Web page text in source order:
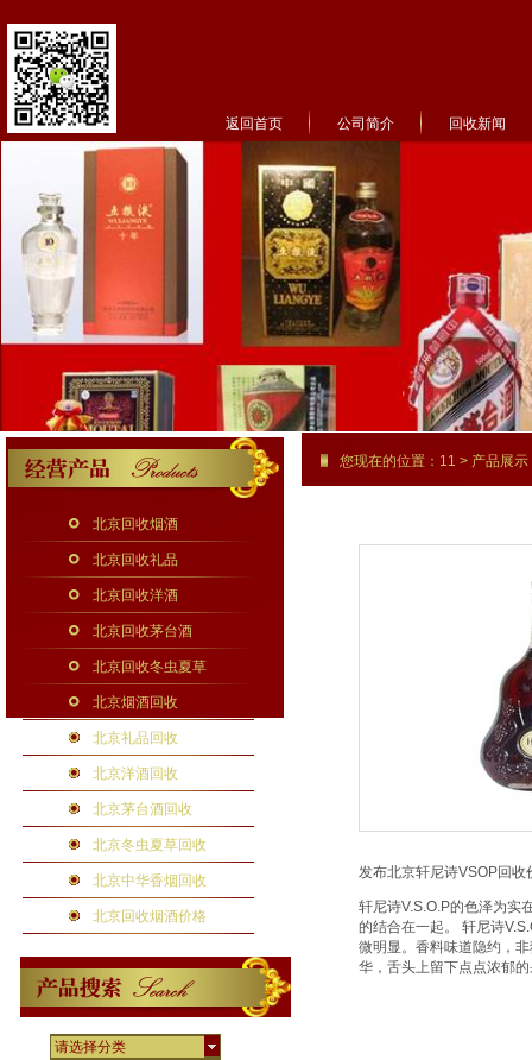
返回首页 公司简介
回收新闻
北京回收烟酒
北京回收礼品
北京回收洋酒
北京回收茅台酒
北京回收冬虫夏草
北京烟酒回收
北京礼品回收
北京洋酒回收
北京茅台酒回收
北京冬虫夏草回收
北京中华香烟回收
北京回收烟酒价格
请选择分类
您现在的位置： 11 > 产品展示
发布北京轩尼诗VSOP回
轩尼诗V.S.O.P的色泽为实
的结合在一起。 轩尼诗
微明显。香料味道隐约，
华，舌头上留下点点浓郁